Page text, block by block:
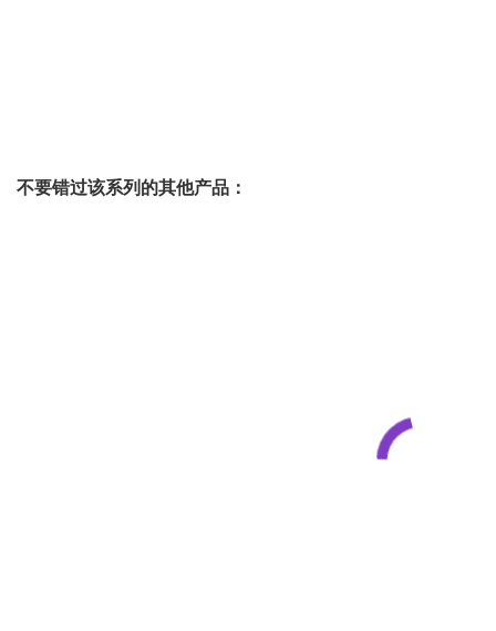
不要错过该系列的其他产品：